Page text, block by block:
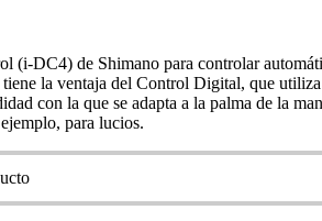
(i-DC4) de Shimano para controlar
la ventaja del Control Digital, que
con la que se adapta a la palma de la
para lucios.